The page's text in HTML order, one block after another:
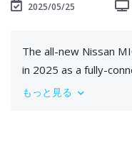
2025/05/25
The all-new Nissan
in 2025 as a fully-
new look. Combining
もっと見る